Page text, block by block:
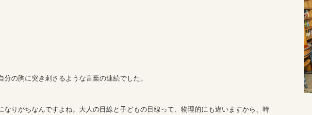
の胸に突き刺さるような言葉の連続でした。
なりがちなんですよね。大人の目線と子どもの目線って、物理的にも違いますから、時